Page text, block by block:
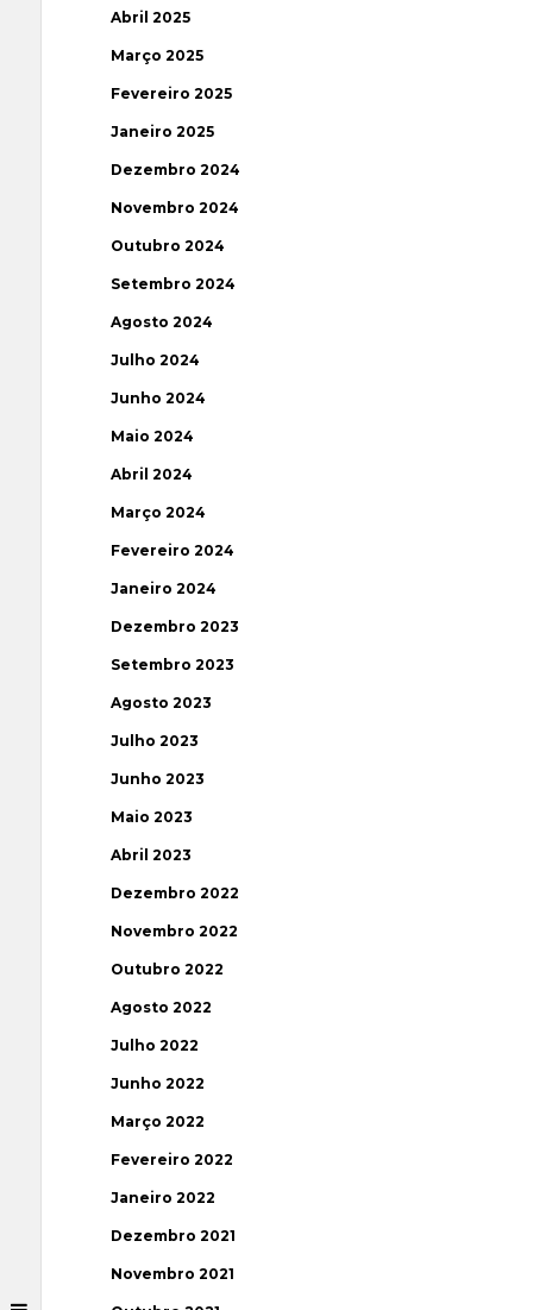
Abril 2025
Março 2025
Fevereiro 2025
Janeiro 2025
Dezembro 2024
Novembro 2024
Outubro 2024
Setembro 2024
Agosto 2024
Julho 2024
Junho 2024
Maio 2024
Abril 2024
Março 2024
Fevereiro 2024
Janeiro 2024
Dezembro 2023
Setembro 2023
Agosto 2023
Julho 2023
Junho 2023
Maio 2023
Abril 2023
Dezembro 2022
Novembro 2022
Outubro 2022
Agosto 2022
Julho 2022
Junho 2022
Março 2022
Fevereiro 2022
Janeiro 2022
Dezembro 2021
Novembro 2021